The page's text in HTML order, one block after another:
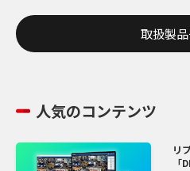
取扱製
人気のコンテンツ
リ
「